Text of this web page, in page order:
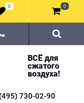
ВСЁ для
сжатого
воздуха!
730-02-90
0 0